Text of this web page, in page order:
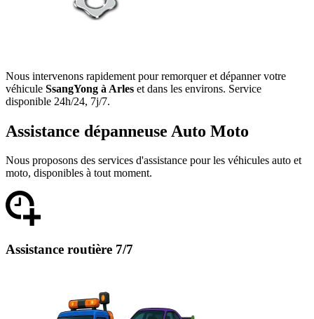
Nous intervenons rapidement pour remorquer et dépanner votre
véhicule SsangYong à Arles et dans les environs. Service
disponible 24h/24, 7j/7.
Assistance dépanneuse Auto Moto
Nous proposons des services d'assistance pour les véhicules auto et
moto, disponibles à tout moment.
Assistance routière 7/7